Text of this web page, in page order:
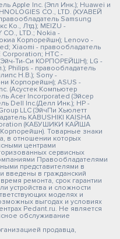
Apple Inc. (Эпл Инк.); Huawei и
CO., LTD. (ХУАВЕЙ
Samsung
Ко., Лтд.); MEIZU -
CO., LTD.; Nokia -
Корпорейшн); Lenovo -
Xiaomi - правообладатель
Corporation; HTC -
(Эйч-Ти-Си КОРПОРЕЙШН); LG -
Philips - правообладатель
Н.В.); Sony -
Корпорейшн); ASUS -
(Асустек Компьютер
Acer Incorporated (Эйсер
Dell Inc.(Делл Инк.); HP -
LLC (ЭйчПи Хьюлетт
KABUSHIKI KAISHA
(КАБУШИКИ КАЙША
Товарные знаки
в отношении которых
центрами
сервисных
Правообладателями
представителями в
введены в гражданский
ремонта, срок гарантии
устройства и сложности
моделях и
выгодах и условиях
Pedant.ru. Не является
обслуживание
продавца,